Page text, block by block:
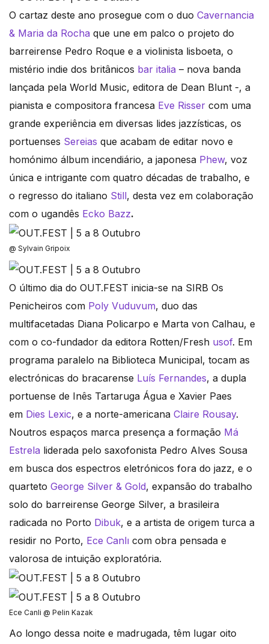
O cartaz deste ano prosegue com o duo Cavernancia
& Maria da Rocha que une em palco o projeto do
barreirense Pedro Roque e a violinista lisboeta, o
mistério indie dos britânicos bar italia – nova banda
lançada pela World Music, editora de Dean Blunt -, a
pianista e compositora francesa Eve Risser com uma
grande experiência em diversas lides jazzísticas, os
portuenses Sereias que acabam de editar novo e
homónimo álbum incendiário, a japonesa Phew, voz
única e intrigante com quatro décadas de trabalho, e
o regresso do italiano Still, desta vez em colaboração
com o ugandês Ecko Bazz.
@ Sylvain Gripoix
O último dia do OUT.FEST inicia-se na SIRB Os
Penicheiros com Poly Vuduvum, duo das
multifacetadas Diana Policarpo e Marta von Calhau, e
com o co-fundador da editora Rotten/Fresh usof. Em
programa paralelo na Biblioteca Municipal, tocam as
electrónicas do bracarense Luís Fernandes, a dupla
portuense de Inês Tartaruga Água e Xavier Paes
em Dies Lexic, e a norte-americana Claire Rousay.
Noutros espaços marca presença a formação Má
Estrela liderada pelo saxofonista Pedro Alves Sousa
em busca dos espectros eletrónicos fora do jazz, e o
quarteto George Silver & Gold, expansão do trabalho
solo do barreirense George Silver, a brasileira
radicada no Porto Dibuk, e a artista de origem turca a
residir no Porto, Ece Canlı com obra pensada e
valorosa de intuição exploratória.
Ece Canli @ Pelin Kazak
Ao longo dessa noite e madrugada, têm lugar oito